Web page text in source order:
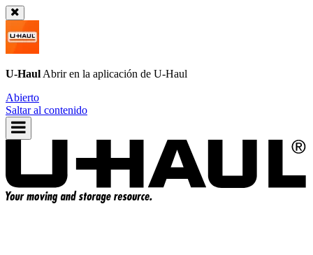
U-Haul Abrir en la aplicación de U-Haul
Abierto
Saltar al contenido